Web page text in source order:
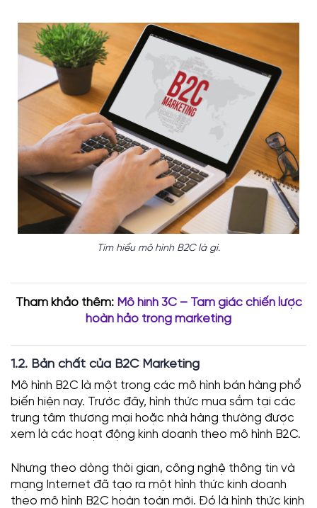
Tìm hiểu mô hình B2C là gì.
Tham khảo thêm: Mô hình 3C – Tam giác chiến lược
hoàn hảo trong marketing
1.2. Bản chất của B2C Marketing
Mô hình B2C là một trong các mô hình bán hàng phổ
biến hiện nay. Trước đây, hình thức mua sắm tại các
trung tâm thương mại hoặc nhà hàng thường được
xem là các hoạt động kinh doanh theo mô hình B2C.
Nhưng theo dòng thời gian, công nghệ thông tin và
mạng Internet đã tạo ra một hình thức kinh doanh
theo mô hình B2C hoàn toàn mới. Đó là hình thức kinh